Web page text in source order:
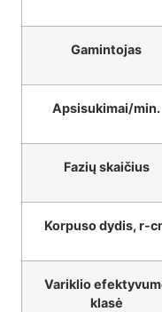
Gamintojas
Apsisukimai/min.
Fazių skaičius
Korpuso dydis, r-
Variklio
klasė